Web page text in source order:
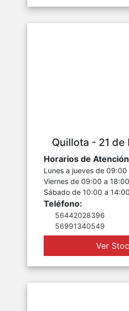
Quillota - 21 de
Horarios de
Lunes a jueves de 09:00
Viernes de 09:00 a
Sábado de 10:00 a
Teléfono:
56442028396
56991340549
Ver